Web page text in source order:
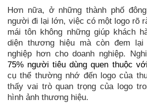
Hơn nữa, ở những thành phố
người đi lại lớn, việc có một logo rõ
mái tôn không những giúp khách
diện thương hiệu mà còn đem lại
nghiệp hơn cho doanh nghiệp.
75% người tiêu dùng quen thuộc
cụ thể thường nhớ đến logo của
thấy vai trò quan trọng của logo
hình ảnh thương hiệu.